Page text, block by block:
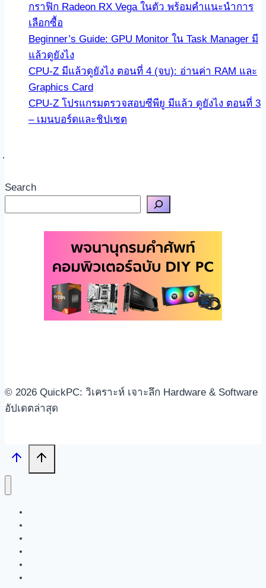
กราฟิก Radeon RX Vega ในตัว พร้อมคำแนะนำการ
เลือกซื้อ
Beginner’s Guide: GPU Monitor ใน Task Manager มี
แล้วดูยังไง
CPU-Z มีแล้วดูยังไง ตอนที่ 4 (จบ): อ่านค่า RAM และ
Graphics Card
CPU-Z โปรแกรมตรวจสอบซีพียู มีแล้ว ดูยังไง ตอนที่ 3
– เมนบอร์ดและชิปเซต
Search
© 2026 QuickPC: วิเคราะห์ เจาะลึก Hardware & Software
อัปเดตล่าสุด